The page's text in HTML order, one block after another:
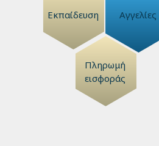
Εκπαίδευση Αγγελίες
Πληρωμή
εισφοράς